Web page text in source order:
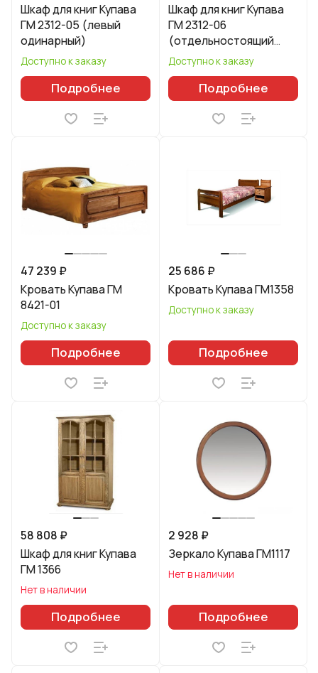
Шкаф для книг Купава
ГМ 2312-05 (левый
одинарный)
Доступно к заказу
Подробнее
Шкаф для книг Купава
ГМ 2312-06
(отдельностоящий
правый)
Доступно к заказу
Подробнее
47 239 ₽
Кровать Купава ГМ
8421-01
Доступно к заказу
Подробнее
25 686 ₽
Кровать Купава ГМ1358
Доступно к заказу
Подробнее
58 808 ₽
Шкаф для книг Купава
ГМ 1366
Нет в наличии
Подробнее
2 928 ₽
Зеркало Купава ГМ1117
Нет в наличии
Подробнее